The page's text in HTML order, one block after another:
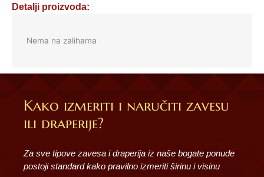
Detalji proizvoda:
Nema na zalihama
Kako izmeriti i naručiti zavesu
ili draperije?
Za sve tipove zavesa i draperija iz naše bogate ponude
postoji standard kako pravilno izmeriti širinu i visinu